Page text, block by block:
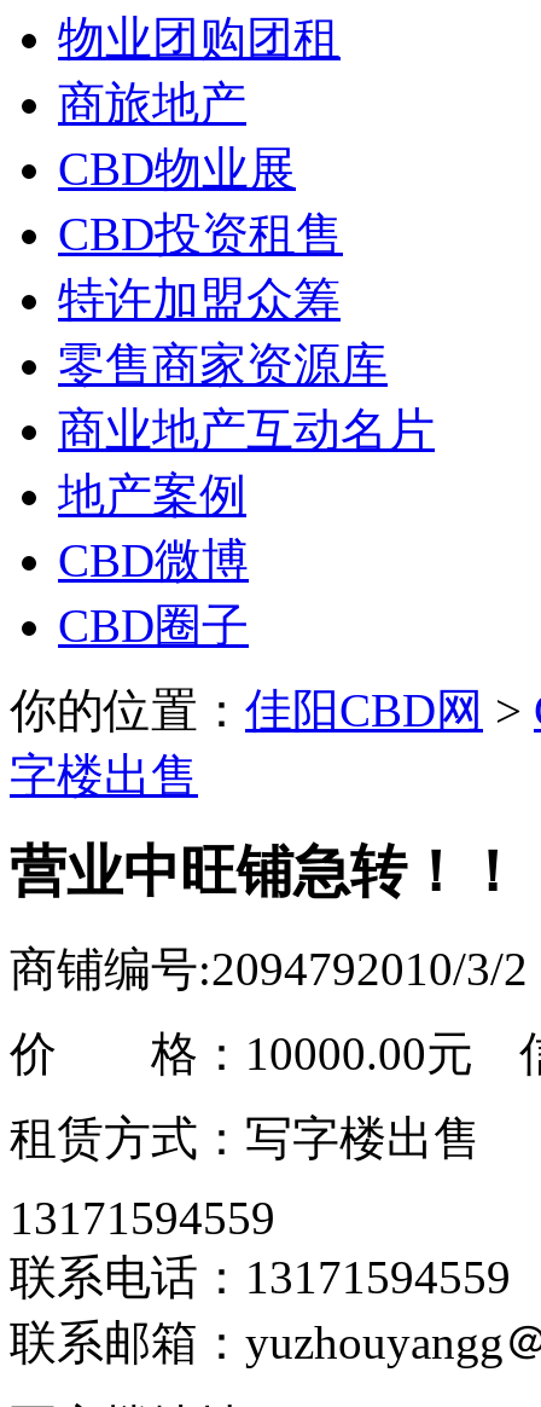
物业团购团租
商旅地产
CBD物业展
CBD投资租售
特许加盟众筹
零售商家资源库
商业地产互动名片
地产案例
CBD微博
CBD圈子
你的位置： 佳阳CBD网 >
字楼出售
营业中旺铺急转！！
商铺编号:2094792010/3/
价 格： 10000.00元
租赁方式：写字楼出售
13171594559
联系电话：13171594559
联系邮箱：yuzhouyangg